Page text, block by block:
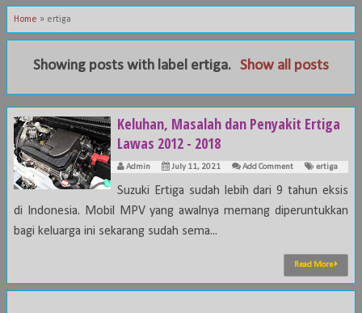
Home » ertiga
Showing posts with label ertiga. Show all posts
Keluhan, Masalah dan Penyakit Ertiga
Lawas 2012 - 2018
Admin July 11, 2021 Add Comment ertiga
Suzuki Ertiga sudah lebih dari 9 tahun eksis
di Indonesia. Mobil MPV yang awalnya memang diperuntukkan
bagi keluarga ini sekarang sudah sema...
Read More